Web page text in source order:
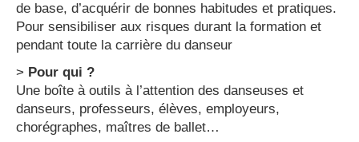
de base, d’acquérir de bonnes habitudes et pratiques.
Pour sensibiliser aux risques durant la formation et
pendant toute la carrière du danseur
> Pour qui ?
Une boîte à outils à l’attention des danseuses et
danseurs, professeurs, élèves, employeurs,
chorégraphes, maîtres de ballet…